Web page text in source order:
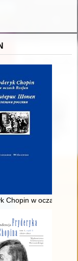
: katalog i
Chopin w oczach